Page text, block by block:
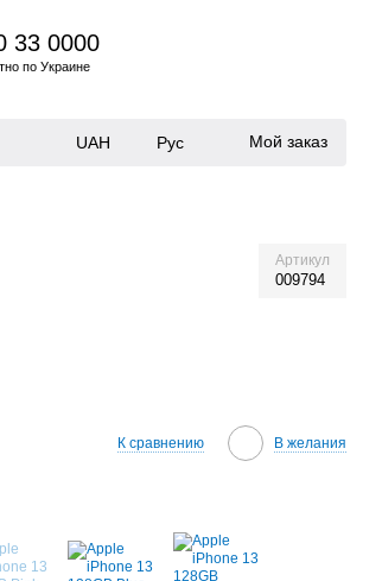
33 0000
по Украине
UAH Рус Мой заказ
Артикул
009794
К сравнению В желания